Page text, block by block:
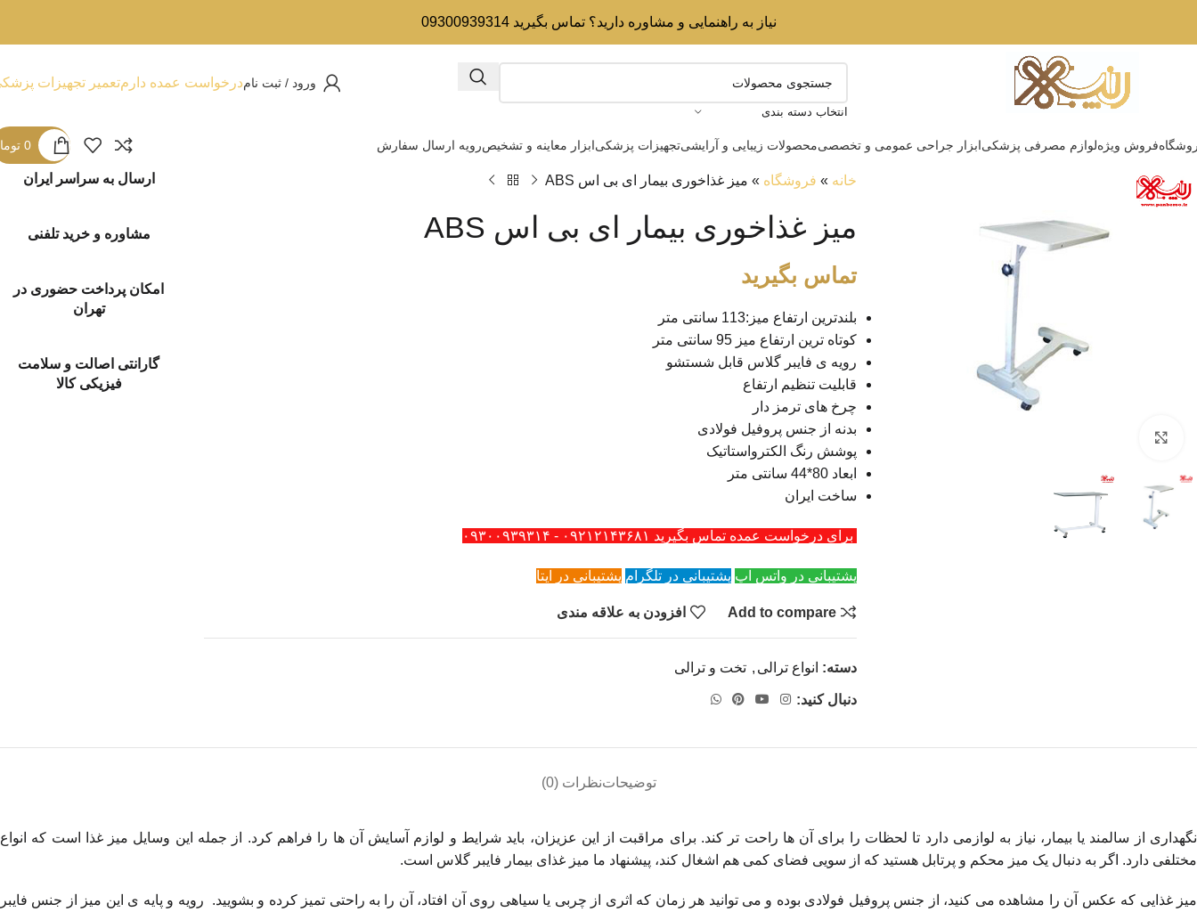
نیاز به راهنمایی و مشاوره دارید؟ تماس بگیرید 09300939314
انتخاب دسته بندی
ورود / ثبت نامدرخواست عمده دارمتعمیر تجهیزات
فروش ویژهلوازم مصرفی پزشکیابزار جراحی عمومی و تخصصیمحصولات زیبایی و آرایشیتجهیزات پزشکیابزار معاینه و تشخیصرویه ارسال سفارش 0
خانه » فروشگاه » میز غذاخوری بیمار ای بی اس ABS
میز غذاخوری بیمار ای بی اس ABS
تماس بگیرید
بلندترین ارتفاع میز:113 سانتی متر
کوتاه ترین ارتفاع میز 95 سانتی متر
رویه ی فایبر گلاس قابل شستشو
قابلیت تنظیم ارتفاع
چرخ های ترمز دار
بدنه از جنس پروفیل فولادی
پوشش رنگ الکترواستاتیک
ابعاد 80*44 سانتی متر
ساخت ایران
برای درخواست عمده تماس بگیرید ۰۹۲۱۲۱۴۳۶۸۱ - ۰۹۳۰۰۹۳۹۳۱۴
پشتیبانی در واتس اپ پشتیبانی در تلگرام پشتیبانی در ایتا
Add to compare افزودن به علاقه مندی
دسته: انواع ترالی , تخت و ترالی
دنبال کنید:
ارسال به سراسر ایران
مشاوره و خرید تلفنی
امکان پرداخت حضوری در
تهران
گارانتی اصالت و سلامت
فیزیکی کالا
توضیحاتنظرات (0)
نگهداری از سالمند یا بیمار، نیاز به لوازمی دارد تا لحظات را برای آن ها راحت تر کند. برای مراقبت از این عزیزان، باید شرایط و لوازم آسایش آن ها را فراهم کرد. از جمله این وسایل میز غذا است که انواع
مختلفی دارد. اگر به دنبال یک میز محکم و پرتابل هستید که از سویی فضای کمی هم اشغال کند، پیشنهاد ما میز غذای بیمار فایبر گلاس است.
میز غذایی که عکس آن را مشاهده می کنید، از جنس پروفیل فولادی بوده و می توانید هر زمان که اثری از چربی یا سیاهی روی آن افتاد، آن را به راحتی تمیز کرده و بشویید. رویه و پایه ی این میز از جنس فایبر